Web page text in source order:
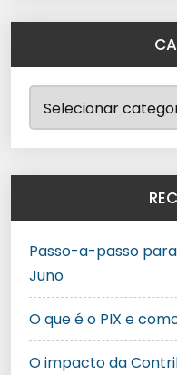
Passo-a-passo
Juno
O que é o PIX e
O impacto da